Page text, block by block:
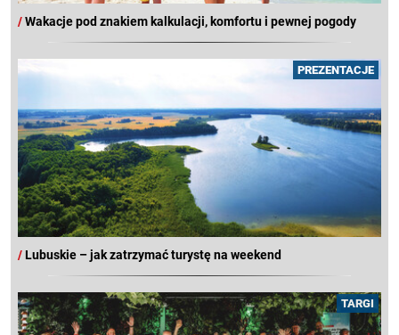
/Wakacje pod znakiem kalkulacji, komfortu i pewnej pogody
PREZENTACJE
/Lubuskie – jak zatrzymać turystę na weekend
TARGI